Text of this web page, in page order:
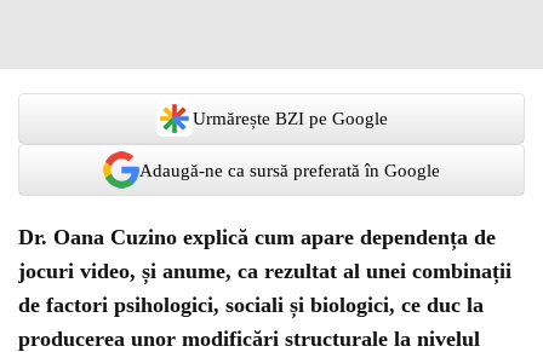
Urmărește BZI pe Google
Adaugă-ne ca sursă preferată în Google
Dr. Oana Cuzino explică cum apare dependența de
jocuri video, și anume, ca rezultat al unei combinații
de factori psihologici, sociali și biologici, ce duc la
producerea unor modificări structurale la nivelul